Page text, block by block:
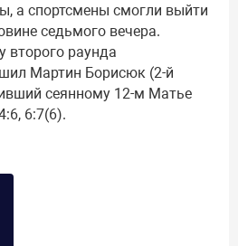
а спортсмены смогли выйти
седьмого вечера.
второго раунда
Мартин Борисюк (2-й
сеянному 12-м Матье
6:7(6).